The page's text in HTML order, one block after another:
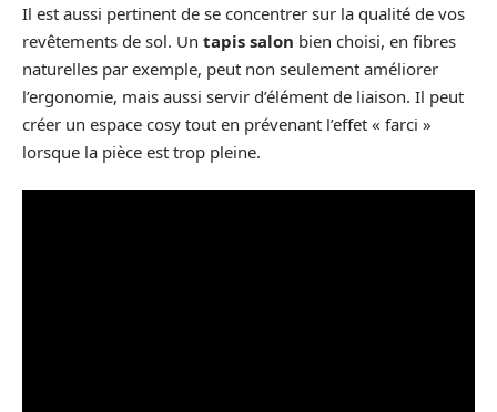
Il est aussi pertinent de se concentrer sur la qualité de vos
revêtements de sol. Un tapis salon bien choisi, en fibres
naturelles par exemple, peut non seulement améliorer
l’ergonomie, mais aussi servir d’élément de liaison. Il peut
créer un espace cosy tout en prévenant l’effet « farci »
lorsque la pièce est trop pleine.